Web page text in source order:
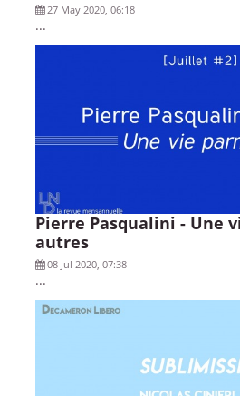
27 May 2020, 06:18
...
Pierre Pasqualini - Une
autres
08 Jul 2020, 07:38
...